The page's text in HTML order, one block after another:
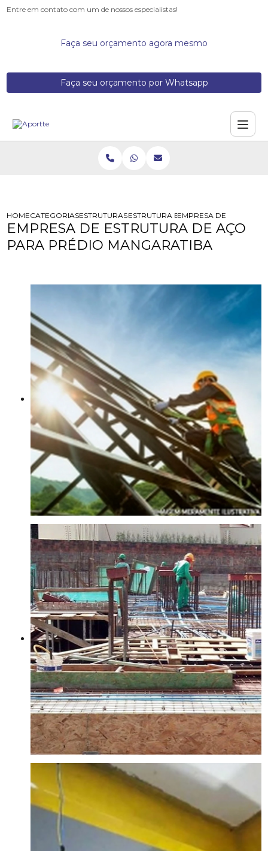
Entre em contato com um de nossos especialistas!
Faça seu orçamento agora mesmo
Faça seu orçamento por Whatsapp
HOMECATEGORIASESTRUTURAS DE ACOESTRUTURA EM ACO
EMPRESA DE
EMPRESA DE ESTRUTURA DE AÇO
PARA PRÉDIO MANGARATIBA